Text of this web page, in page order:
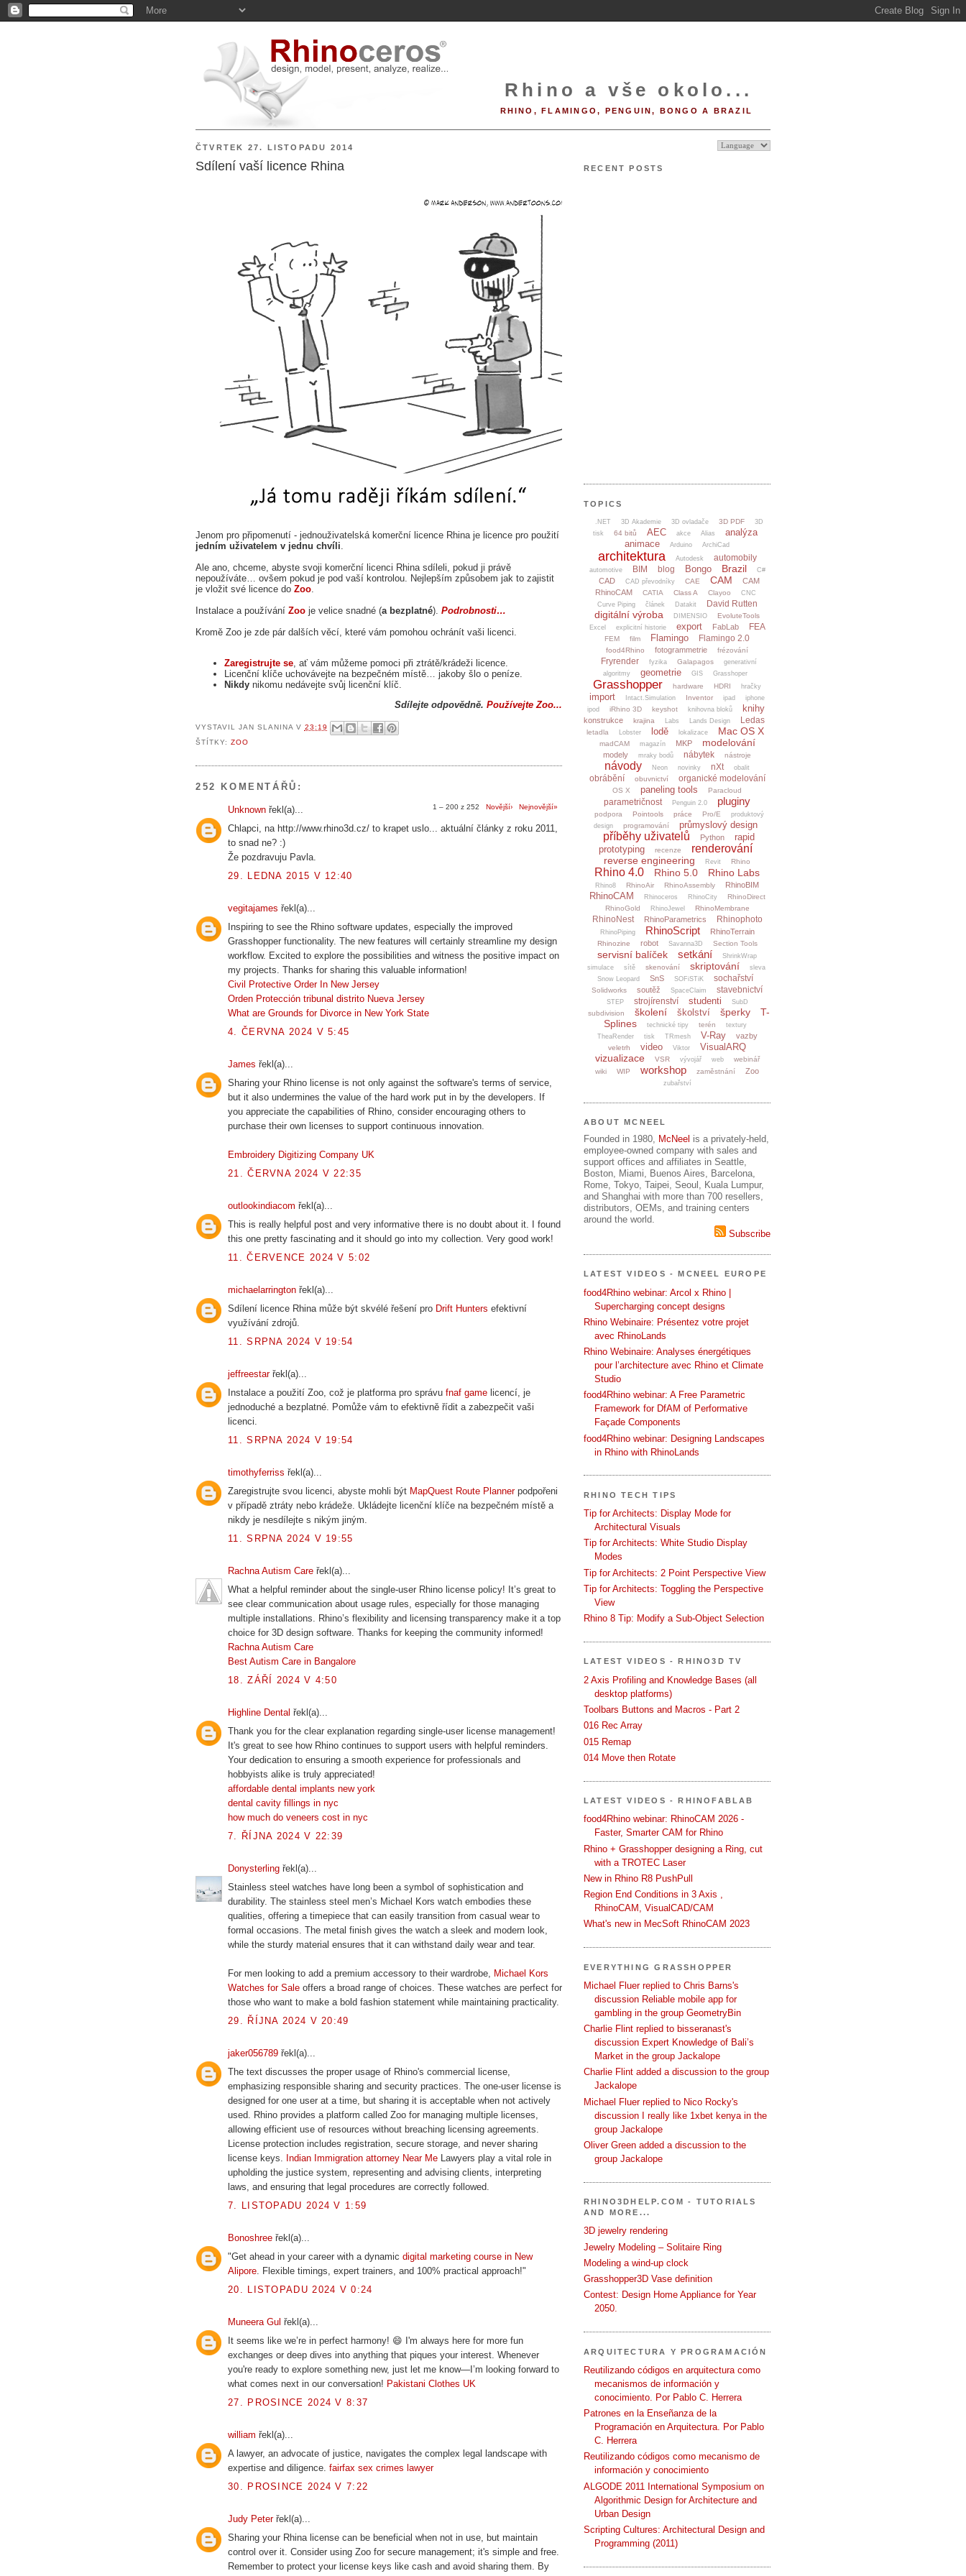
Rhino a vše okolo...
RHINO, FLAMINGO, PENGUIN, BONGO A BRAZIL
ČTVRTEK 27. LISTOPADU 2014
Sdílení vaší licence Rhina
Jenom pro připomenutí - jednouživatelská komerční licence Rhina je licence pro použití
jedním uživatelem v jednu chvíli
Ale ano, chceme, abyste svoji komerční licenci Rhina sdíleli, pokud ji právě
nepoužíváte… ovšem pokud je pod vaší kontrolou. Nejlepším způsobem jak to zajistit
je vložit své licence do Zoo
Instalace a používání Zoo je velice snadné (a bezplatné). Podrobnosti…
Kromě Zoo je zde pár dalších věcí, které vám pomohou ochránít vaši licenci.
Zaregistrujte se , ať vám můžeme pomoci při ztrátě/krádeži licence.
Licenční klíče uchovávejte na bezpečném místě… jakoby šlo o peníze.
Nikdy nikomu nedávejte svůj licenční klíč.
Sdílejte odpovědně. Používejte Zoo...
VYSTAVIL JAN SLANINA V 23:19
ŠTÍTKY: ZOO
252 KOMENTÁŘŮ:
1 – 200 z 252 Novější› Nejnovější»
Unknown řekl(a)...
Chlapci, na http://www.rhino3d.cz/ to krapet uslo... aktuální články z roku 2011,
to snad ne? :)
Že pozdravuju Pavla.
29. LEDNA 2015 V 12:40
vegitajames řekl(a)...
Inspiring to see the Rhino software updates, especially the improved
Grasshopper functionality. The new features will certainly streamline my design
workflow. Excited to explore the possibilities and witness the positive impact on
my projects. Thanks for sharing this valuable information!
Civil Protective Order In New Jersey
Orden Protección tribunal distrito Nueva Jersey
What are Grounds for Divorce in New York State
4. ČERVNA 2024 V 5:45
James řekl(a)...
Sharing your Rhino license is not only against the software's terms of service,
but it also undermines the value of the hard work put in by the developers. If
you appreciate the capabilities of Rhino, consider encouraging others to
purchase their own licenses to support continuous innovation.
Embroidery Digitizing Company UK
21. ČERVNA 2024 V 22:35
outlookindiacom řekl(a)...
This is really helpful post and very informative there is no doubt about it. I found
this one pretty fascinating and it should go into my collection. Very good work!
11. ČERVENCE 2024 V 5:02
michaelarrington řekl(a)...
Sdílení licence Rhina může být skvélé řešení pro Drift Hunters efektivní
využívání zdrojů.
11. SRPNA 2024 V 19:54
jeffreestarřekl(a)...
Instalace a použití Zoo, což je platforma pro správu fnaf game licencí, je
jednoduché a bezplatné. Pomůže vám to efektivně řídit a zabezpečit vaši
licenci.
11. SRPNA 2024 V 19:54
timothyferriss řekl(a)...
Zaregistrujte svou licenci, abyste mohli být MapQuest Route Plannerpodpořeni
v případě ztráty nebo krádeže. Ukládejte licenční klíče na bezpečném místě a
nikdy je nesdílejte s nikým jiným.
11. SRPNA 2024 V 19:55
Rachna Autism Care řekl(a)...
What a helpful reminder about the single-user Rhino license policy! It’s great to
see clear communication about usage rules, especially for those managing
multiple installations. Rhino’s flexibility and licensing transparency make it a top
choice for 3D design software. Thanks for keeping the community informed!
Rachna Autism Care
Best Autism Care in Bangalore
18. ZÁŘÍ 2024 V 4:50
Highline Dental řekl(a)...
Thank you for the clear explanation regarding single-user license management!
It's great to see how Rhino continues to support users with helpful reminders.
Your dedication to ensuring a smooth experience for professionals and
hobbyists alike is truly appreciated!
affordable dental implants new york
dental cavity fillings in nyc
how much do veneers cost in nyc
7. ŘÍJNA 2024 V 22:39
Donysterling řekl(a)...
Stainless steel watches have long been a symbol of sophistication and
durability. The stainless steel men’s Michael Kors watch embodies these
qualities, offering a timepiece that can easily transition from casual wear to
formal occasions. The metal finish gives the watch a sleek and modern look,
while the sturdy material ensures that it can withstand daily wear and tear.
For men looking to add a premium accessory to their wardrobe, Michael Kors
Watches for Sale offers a broad range of choices. These watches are perfect for
those who want to make a bold fashion statement while maintaining practicality.
29. ŘÍJNA 2024 V 20:49
jaker056789 řekl(a)...
The text discusses the proper usage of Rhino's commercial license,
emphasizing responsible sharing and security practices. The one-user license is
designed for one user at a time, but sharing it is acceptable when not actively
used. Rhino provides a platform called Zoo for managing multiple licenses,
allowing efficient use of resources without breaching licensing agreements.
License protection includes registration, secure storage, and never sharing
license keys. Indian Immigration attorney Near Me Lawyers play a vital role in
upholding the justice system, representing and advising clients, interpreting
laws, and ensuring that legal procedures are correctly followed.
7. LISTOPADU 2024 V 1:59
Bonoshree řekl(a)...
"Get ahead in your career with a dynamic digital marketing course in New
Alipore. Flexible timings, expert trainers, and 100% practical approach!"
20. LISTOPADU 2024 V 0:24
Muneera Gul řekl(a)...
It seems like we’re in perfect harmony! 😄 I'm always here for more fun
exchanges or deep dives into anything that piques your interest. Whenever
you're ready to explore something new, just let me know—I’m looking forward to
what comes next in our conversation! Pakistani Clothes UK
27. PROSINCE 2024 V 8:37
william řekl(a)...
A lawyer, an advocate of justice, navigates the complex legal landscape with
expertise and diligence. fairfax sex crimes lawyer
30. PROSINCE 2024 V 7:22
Judy Peterřekl(a)...
Sharing your Rhina license can be beneficial when not in use, but maintain
control over it. Consider using Zoo for secure management; it's simple and free.
Remember to protect your license keys like cash and avoid sharing them. By
RECENT POSTS
TOPICS
.NET 3D Akademie 3D ovladače 3D PDF
3D
tisk
64 bitů AEC akce Alias
analýza
animace
Arduino ArchiCad
architektura Autodesk automobily
automotive BIM blog Bongo Brazil C#
CAD CAD převodníky CAE CAM
CAM
RhinoCAM
CATIA Class A Clayoo
CNC
Curve Piping
článek Datakit David Rutten
digitální výroba DIMENSIO EvoluteTools
Excel explicitní historie export FabLab FEA
FEM film Flamingo Flamingo 2.0
food4Rhino fotogrammetrie frézování
Fryrender fyzika Galapagos
generativní
algoritmy
geometrie GIS Grasshoper
Grasshopper hardware HDRI hračky
import Intact.Simulation Inventor ipad
iphone
ipod
iRhino 3D keyshot knihovna bloků knihy
konstrukce krajina Labs Lands Design Ledas
letadla Lobster lodě lokalizace Mac OS X
madCAM magazín MKP modelování
modely mraky bodů nábytek nástroje
návody Neon novinky nXt obalit
obrábění obuvnictví organické modelování
OS X paneling tools Paracloud
parametričnost Penguin 2.0 pluginy
podpora Pointools práce Pro/E
produktový
design
programování průmyslový design
příběhy uživatelů Python
rapid
prototyping
recenze renderování
reverse engineering Revit Rhino
Rhino 4.0 Rhino 5.0 Rhino Labs
Rhino8 RhinoAir RhinoAssembly RhinoBIM
RhinoCAM Rhinoceros RhinoCity
RhinoDirect
RhinoGold
RhinoJewel RhinoMembrane
RhinoNest RhinoParametrics Rhinophoto
RhinoPiping RhinoScript RhinoTerrain
Rhinozine robot Savanna3D Section Tools
servisní balíček setkání
ShrinkWrap
simulace
sítě skenování skriptování
sleva
Snow Leopard
SnS SOFiSTiK sochařství
Solidworks soutěž SpaceClaim stavebnictví
STEP strojírenství studenti SubD
subdivision školení školství šperky
T-
Splines
technické tipy terén
textury
TheaRender
tisk TRmesh V-Ray vazby
veletrh video Viktor VisualARQ
vizualizace VSR vývojář web
webinář
wiki
WIP workshop zaměstnání Zoo
zubařství
ABOUT MCNEEL
Founded in 1980, McNeel is a privately-held,
employee-owned company with sales and
support offices and affiliates in Seattle,
Boston, Miami, Buenos Aires, Barcelona,
Rome, Tokyo, Taipei, Seoul, Kuala Lumpur,
and Shanghai with more than 700 resellers,
distributors, OEMs, and training centers
around the world.
Subscribe
LATEST VIDEOS - MCNEEL EUROPE
food4Rhino webinar: Arcol x Rhino |
Supercharging concept designs
Rhino Webinaire: Présentez votre projet
avec RhinoLands
Rhino Webinaire: Analyses énergétiques
pour l’architecture avec Rhino et Climate
Studio
food4Rhino webinar: A Free Parametric
Framework for DfAM of Performative
Façade Components
food4Rhino webinar: Designing Landscapes
in Rhino with RhinoLands
RHINO TECH TIPS
Tip for Architects: Display Mode for
Architectural Visuals
Tip for Architects: White Studio Display
Modes
Tip for Architects: 2 Point Perspective View
Tip for Architects: Toggling the Perspective
View
Rhino 8 Tip: Modify a Sub-Object Selection
LATEST VIDEOS - RHINO3D TV
2 Axis Profiling and Knowledge Bases (all
desktop platforms)
Toolbars Buttons and Macros - Part 2
016 Rec Array
015 Remap
014 Move then Rotate
LATEST VIDEOS - RHINOFABLAB
food4Rhino webinar: RhinoCAM 2026 -
Faster, Smarter CAM for Rhino
Rhino + Grasshopper designing a Ring, cut
with a TROTEC Laser
New in Rhino R8 PushPull
Region End Conditions in 3 Axis ,
RhinoCAM, VisualCAD/CAM
What's new in MecSoft RhinoCAM 2023
EVERYTHING GRASSHOPPER
Michael Fluer replied to Chris Barns's
discussion Reliable mobile app for
gambling in the group GeometryBin
Charlie Flint replied to bisseranast's
discussion Expert Knowledge of Bali’s
Market in the group Jackalope
Charlie Flint added a discussion to the group
Jackalope
Michael Fluer replied to Nico Rocky's
discussion I really like 1xbet kenya in the
group Jackalope
Oliver Green added a discussion to the
group Jackalope
RHINO3DHELP.COM - TUTORIALS
AND MORE...
3D jewelry rendering
Jewelry Modeling – Solitaire Ring
Modeling a wind-up clock
Grasshopper3D Vase definition
Contest: Design Home Appliance for Year
2050.
ARQUITECTURA Y PROGRAMACIÓN
Reutilizando códigos en arquitectura como
mecanismos de información y
conocimiento. Por Pablo C. Herrera
Patrones en la Enseñanza de la
Programación en Arquitectura. Por Pablo
C. Herrera
Reutilizando códigos como mecanismo de
información y conocimiento
ALGODE 2011 International Symposium on
Algorithmic Design for Architecture and
Urban Design
Scripting Cultures: Architectural Design and
Programming (2011)